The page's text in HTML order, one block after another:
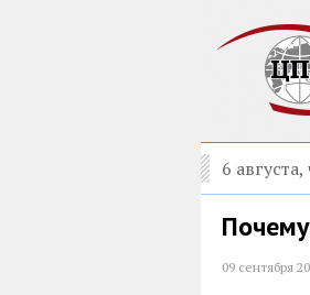
6
09 сентября